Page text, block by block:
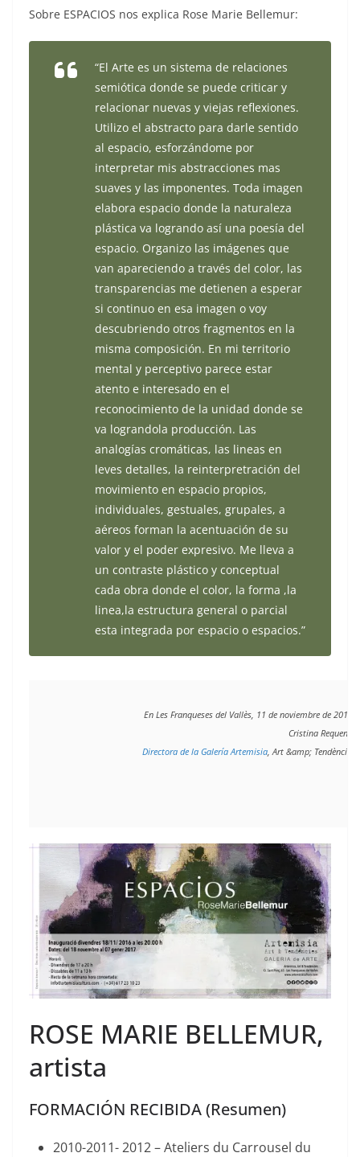
Sobre ESPACIOS nos explica Rose Marie Bellemur:
“El Arte es un sistema de relaciones
semiótica donde se puede criticar y
relacionar nuevas y viejas reflexiones.
Utilizo el abstracto para darle sentido
al espacio, esforzándome por
interpretar mis abstracciones mas
suaves y las imponentes. Toda imagen
elabora espacio donde la naturaleza
plástica va logrando así una poesía del
espacio. Organizo las imágenes que
van apareciendo a través del color, las
transparencias me detienen a esperar
si continuo en esa imagen o voy
descubriendo otros fragmentos en la
misma composición. En mi territorio
mental y perceptivo parece estar
atento e interesado en el
reconocimiento de la unidad donde se
va lograndola producción. Las
analogías cromáticas, las lineas en
leves detalles, la reinterpretración del
movimiento en espacio propios,
individuales, gestuales, grupales, a
aéreos forman la acentuación de su
valor y el poder expresivo. Me lleva a
un contraste plástico y conceptual
cada obra donde el color, la forma ,la
linea,la estructura general o parcial
esta integrada por espacio o espacios.”
En Les Franqueses del Vallès, 11 de noviembre de 2016
Cristina Requena
Directora de la Galería Artemisia , Art &amp; Tendències
ROSE MARIE BELLEMUR,
artista
FORMACIÓN RECIBIDA (Resumen)
2010-2011- 2012 – Ateliers du Carrousel du